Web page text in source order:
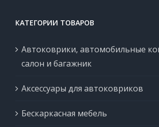
КАТЕГОРИИ ТОВАРОВ
Автоковрики, автомобильные
салон и багажник
Аксессуары для автоковриков
Бескаркасная мебель